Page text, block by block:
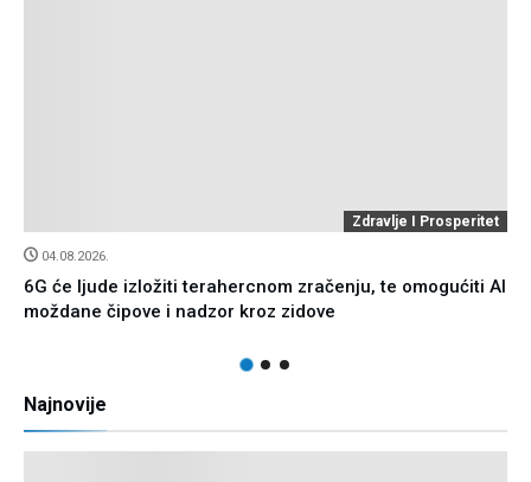
Buđenje Iz Matriksa
23.07.2026.
Zamjena radnika AI-em tvrtkama se počela ozbiljno
obijati o glavu
Najnovije